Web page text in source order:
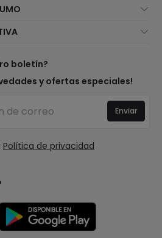
boletín?
y ofertas especiales!
Política de privacidad
Enviar